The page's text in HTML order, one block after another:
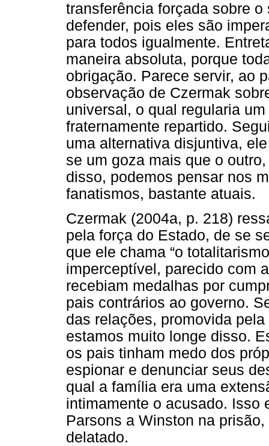
transferência forçada sobre
defender, pois eles são
para todos igualmente.
maneira absoluta, porque
obrigação. Parece servir, ao
observação de Czermak
universal, o qual regularia
fraternamente repartido.
uma alternativa disjuntiva,
se um goza mais que o
disso, podemos pensar nos
fanatismos, bastante atuais.
Czermak (2004a, p. 218)
pela força do Estado, de se
que ele chama “o
imperceptível, parecido com
recebiam medalhas por
pais contrários ao governo.
das relações, promovida
estamos muito longe disso.
os pais tinham medo dos
espionar e denunciar seus
qual a família era uma
intimamente o acusado. Isso
Parsons a Winston na
delatado.